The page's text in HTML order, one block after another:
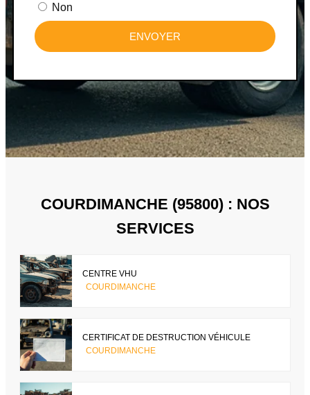
Non
ENVOYER
COURDIMANCHE (95800) : NOS
SERVICES
CENTRE VHU
COURDIMANCHE
CERTIFICAT DE DESTRUCTION VÉHICULE
COURDIMANCHE